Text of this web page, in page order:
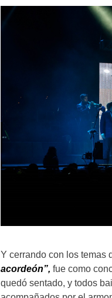
Y cerrando con los temas
acordeón”, fue como
quedó sentado, y todos